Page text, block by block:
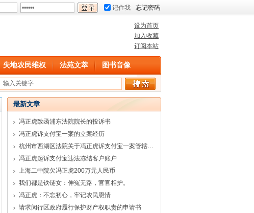
记住我 忘记密码
设为首页
加入收藏
订阅本站
失地农民维权 法苑文萃 图书音像
最新文章
冯正虎致函浦东法院院长的投诉书
冯正虎诉支付宝一案的立案经历
杭州市西湖区法院关于冯正虎诉支付宝一案管辖权的回复
冯正虎起诉支付宝违法冻结客户账户
上海二中院欠冯正虎200万元人民币
我们都是铁链女：伸冤无路，官官相护。
冯正虎：不忘初心，牢记农民恩情
请求闵行区政府履行保护财产权职责的申请书